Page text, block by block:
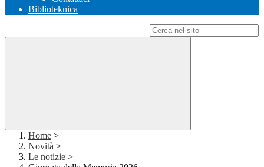
Biblioteknica
Home >
Novità >
Le notizie >